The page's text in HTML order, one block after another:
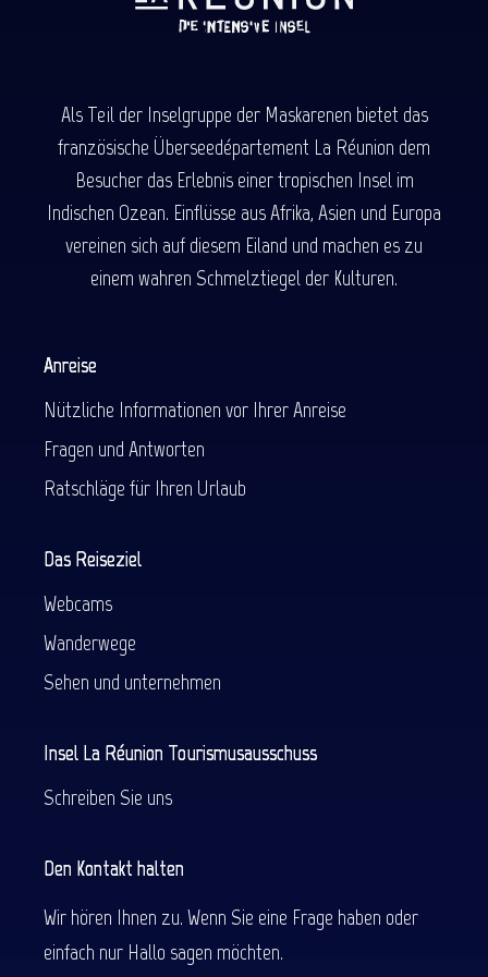
Als Teil der Inselgruppe der Maskarenen bietet das
französische Überseedépartement La Réunion dem
Besucher das Erlebnis einer tropischen Insel im
Indischen Ozean. Einflüsse aus Afrika, Asien und Europa
vereinen sich auf diesem Eiland und machen es zu
einem wahren Schmelztiegel der Kulturen.
Anreise
Nützliche Informationen vor Ihrer Anreise
Fragen und Antworten
Ratschläge für Ihren Urlaub
Das Reiseziel
Webcams
Wanderwege
Sehen und unternehmen
Insel La Réunion Tourismusausschuss
Schreiben Sie uns
Den Kontakt halten
Wir hören Ihnen zu. Wenn Sie eine Frage haben oder
einfach nur Hallo sagen möchten.